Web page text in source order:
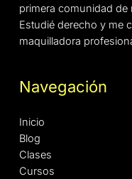
primera comunidad de
Estudié derecho y me
maquilladora
Navegación
Inicio
Blog
Clases
Cursos